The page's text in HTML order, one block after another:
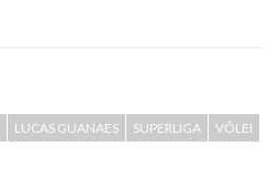
LUCAS GUANAES SUPERLIGA
VÔLEI